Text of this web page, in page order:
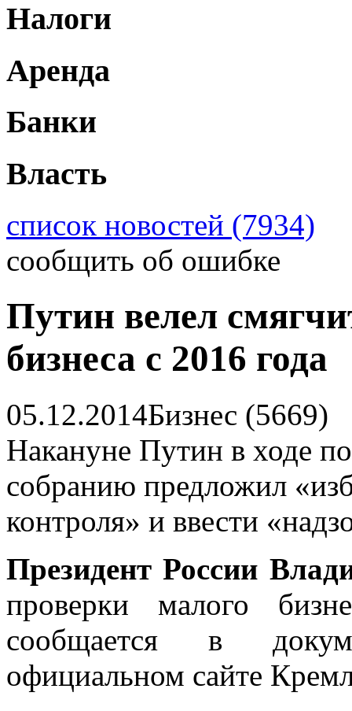
Налоги
Аренда
Банки
Власть
список новостей (7934)
сообщить об ошибке
Путин велел
бизнеса с 2016 года
05.12.2014Бизнес (5669)
Накануне Путин в ходе
собранию предложил
контроля» и ввести
Президент России
проверки малого
сообщается в
официальном сайте